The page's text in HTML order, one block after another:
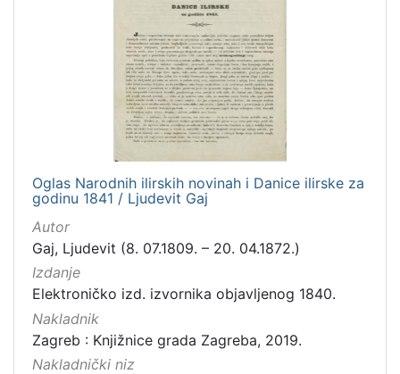
Oglas Narodnih ilirskih novinah i Danice ilirske za
godinu 1841 / Ljudevit Gaj
Autor
Gaj, Ljudevit (8. 07.1809. – 20. 04.1872.)
Izdanje
Elektroničko izd. izvornika objavljenog 1840.
Nakladnik
Zagreb : Knjižnice grada Zagreba, 2019.
Nakladnički niz